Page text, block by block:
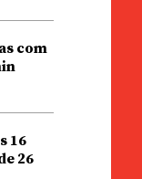
com
16
26